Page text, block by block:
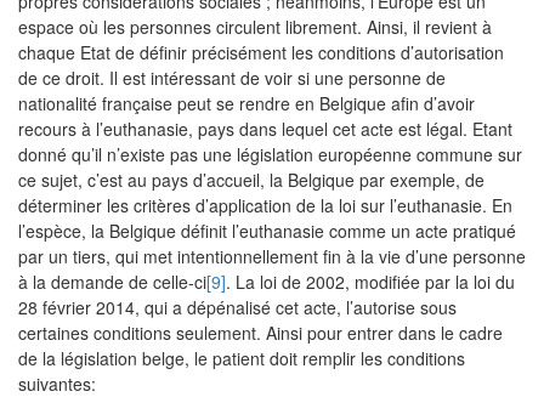
espace où les personnes circulent librement. Ainsi, il revient à
chaque Etat de définir précisément les conditions d’autorisation
de ce droit. Il est intéressant de voir si une personne de
nationalité française peut se rendre en Belgique afin d’avoir
recours à l’euthanasie, pays dans lequel cet acte est légal. Etant
donné qu’il n’existe pas une législation européenne commune sur
ce sujet, c’est au pays d’accueil, la Belgique par exemple, de
déterminer les critères d’application de la loi sur l’euthanasie. En
l’espèce, la Belgique définit l’euthanasie comme un acte pratiqué
par un tiers, qui met intentionnellement fin à la vie d’une personne
à la demande de celle-ci[9]. La loi de 2002, modifiée par la loi du
28 février 2014, qui a dépénalisé cet acte, l’autorise sous
certaines conditions seulement. Ainsi pour entrer dans le cadre
de la législation belge, le patient doit remplir les conditions
suivantes: